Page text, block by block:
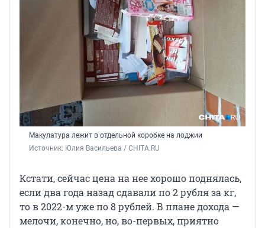
Макулатура лежит в отдельной коробке на лоджии
Источник: Юлия Васильева / CHITA.RU
Кстати, сейчас цена на нее хорошо поднялась,
если два года назад сдавали по 2 рубля за кг,
то в 2022-м уже по 8 рублей. В плане дохода —
мелочи, конечно, но, во-первых, приятно